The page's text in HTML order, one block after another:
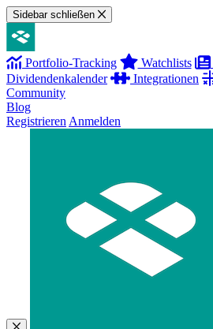
Sidebar schließen
Portfolio-Tracking Watchlists
Dividendenkalender
Integrationen
Community
Blog
Registrieren Anmelden